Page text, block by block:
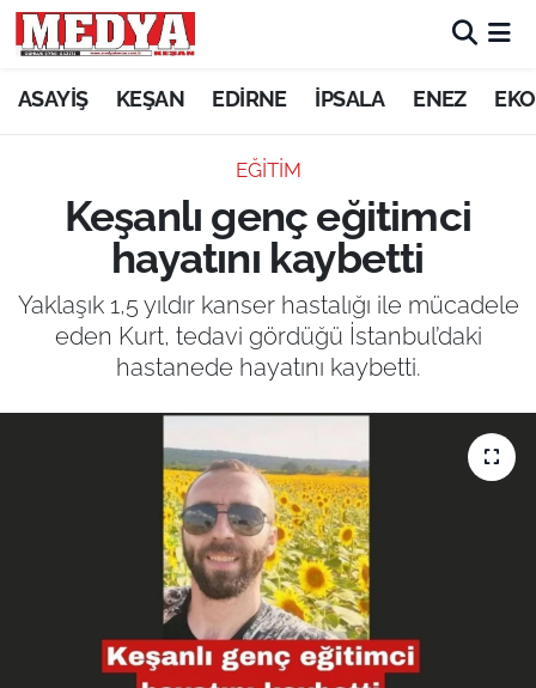
ASAYİŞ KEŞAN EDİRNE İPSALA ENEZ
EĞİTİM
Keşanlı genç eğitimci
hayatını kaybetti
Yaklaşık 1,5 yıldır kanser hastalığı ile mücadele
eden Kurt, tedavi gördüğü İstanbul’daki
hastanede hayatını kaybetti.
KEŞAN
ASAYİŞ
SİYASET
GÜNDEM
TARIM VE HAYVANCILIK
KÜLTÜR SANAT